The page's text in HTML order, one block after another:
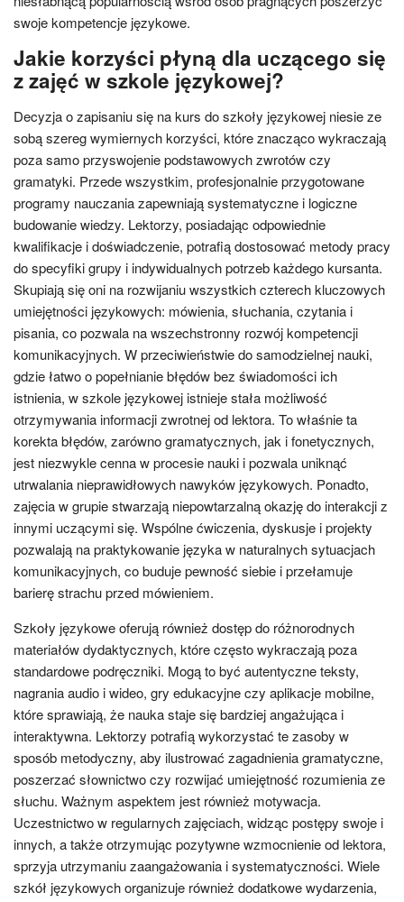
swoje kompetencje językowe.
Jakie korzyści płyną dla uczącego się
z zajęć w szkole językowej?
Decyzja o zapisaniu się na kurs do szkoły językowej niesie ze
sobą szereg wymiernych korzyści, które znacząco wykraczają
poza samo przyswojenie podstawowych zwrotów czy
gramatyki. Przede wszystkim, profesjonalnie przygotowane
programy nauczania zapewniają systematyczne i logiczne
budowanie wiedzy. Lektorzy, posiadając odpowiednie
kwalifikacje i doświadczenie, potrafią dostosować metody pracy
do specyfiki grupy i indywidualnych potrzeb każdego kursanta.
Skupiają się oni na rozwijaniu wszystkich czterech kluczowych
umiejętności językowych: mówienia, słuchania, czytania i
pisania, co pozwala na wszechstronny rozwój kompetencji
komunikacyjnych. W przeciwieństwie do samodzielnej nauki,
gdzie łatwo o popełnianie błędów bez świadomości ich
istnienia, w szkole językowej istnieje stała możliwość
otrzymywania informacji zwrotnej od lektora. To właśnie ta
korekta błędów, zarówno gramatycznych, jak i fonetycznych,
jest niezwykle cenna w procesie nauki i pozwala uniknąć
utrwalania nieprawidłowych nawyków językowych. Ponadto,
zajęcia w grupie stwarzają niepowtarzalną okazję do interakcji z
innymi uczącymi się. Wspólne ćwiczenia, dyskusje i projekty
pozwalają na praktykowanie języka w naturalnych sytuacjach
komunikacyjnych, co buduje pewność siebie i przełamuje
barierę strachu przed mówieniem.
Szkoły językowe oferują również dostęp do różnorodnych
materiałów dydaktycznych, które często wykraczają poza
standardowe podręczniki. Mogą to być autentyczne teksty,
nagrania audio i wideo, gry edukacyjne czy aplikacje mobilne,
które sprawiają, że nauka staje się bardziej angażująca i
interaktywna. Lektorzy potrafią wykorzystać te zasoby w
sposób metodyczny, aby ilustrować zagadnienia gramatyczne,
poszerzać słownictwo czy rozwijać umiejętność rozumienia ze
słuchu. Ważnym aspektem jest również motywacja.
Uczestnictwo w regularnych zajęciach, widząc postępy swoje i
innych, a także otrzymując pozytywne wzmocnienie od lektora,
sprzyja utrzymaniu zaangażowania i systematyczności. Wiele
szkół językowych organizuje również dodatkowe wydarzenia,